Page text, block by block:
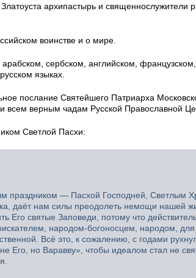
архипастырь и священнослужители
воинстве и о мире.
сербском, английском, французском,
языках.
послание Святейшего Патриарха
верным чадам Русской Православной
Светлой Пасхи:
праздником — Пасхой Господней, Светлым
даёт нам силы преодолеть немощи нашей
святые Заповеди, потому что
народом-богоносцем, народом, для
Всё это, к сожалению, с годами
Его, но Варавву», чтобы идеалом стал не